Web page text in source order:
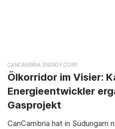
CANCAMBRIA ENERGY CORP.
Ölkorridor im Visier:
Energieentwickler
Gasprojekt
CanCambria hat in Südungarn